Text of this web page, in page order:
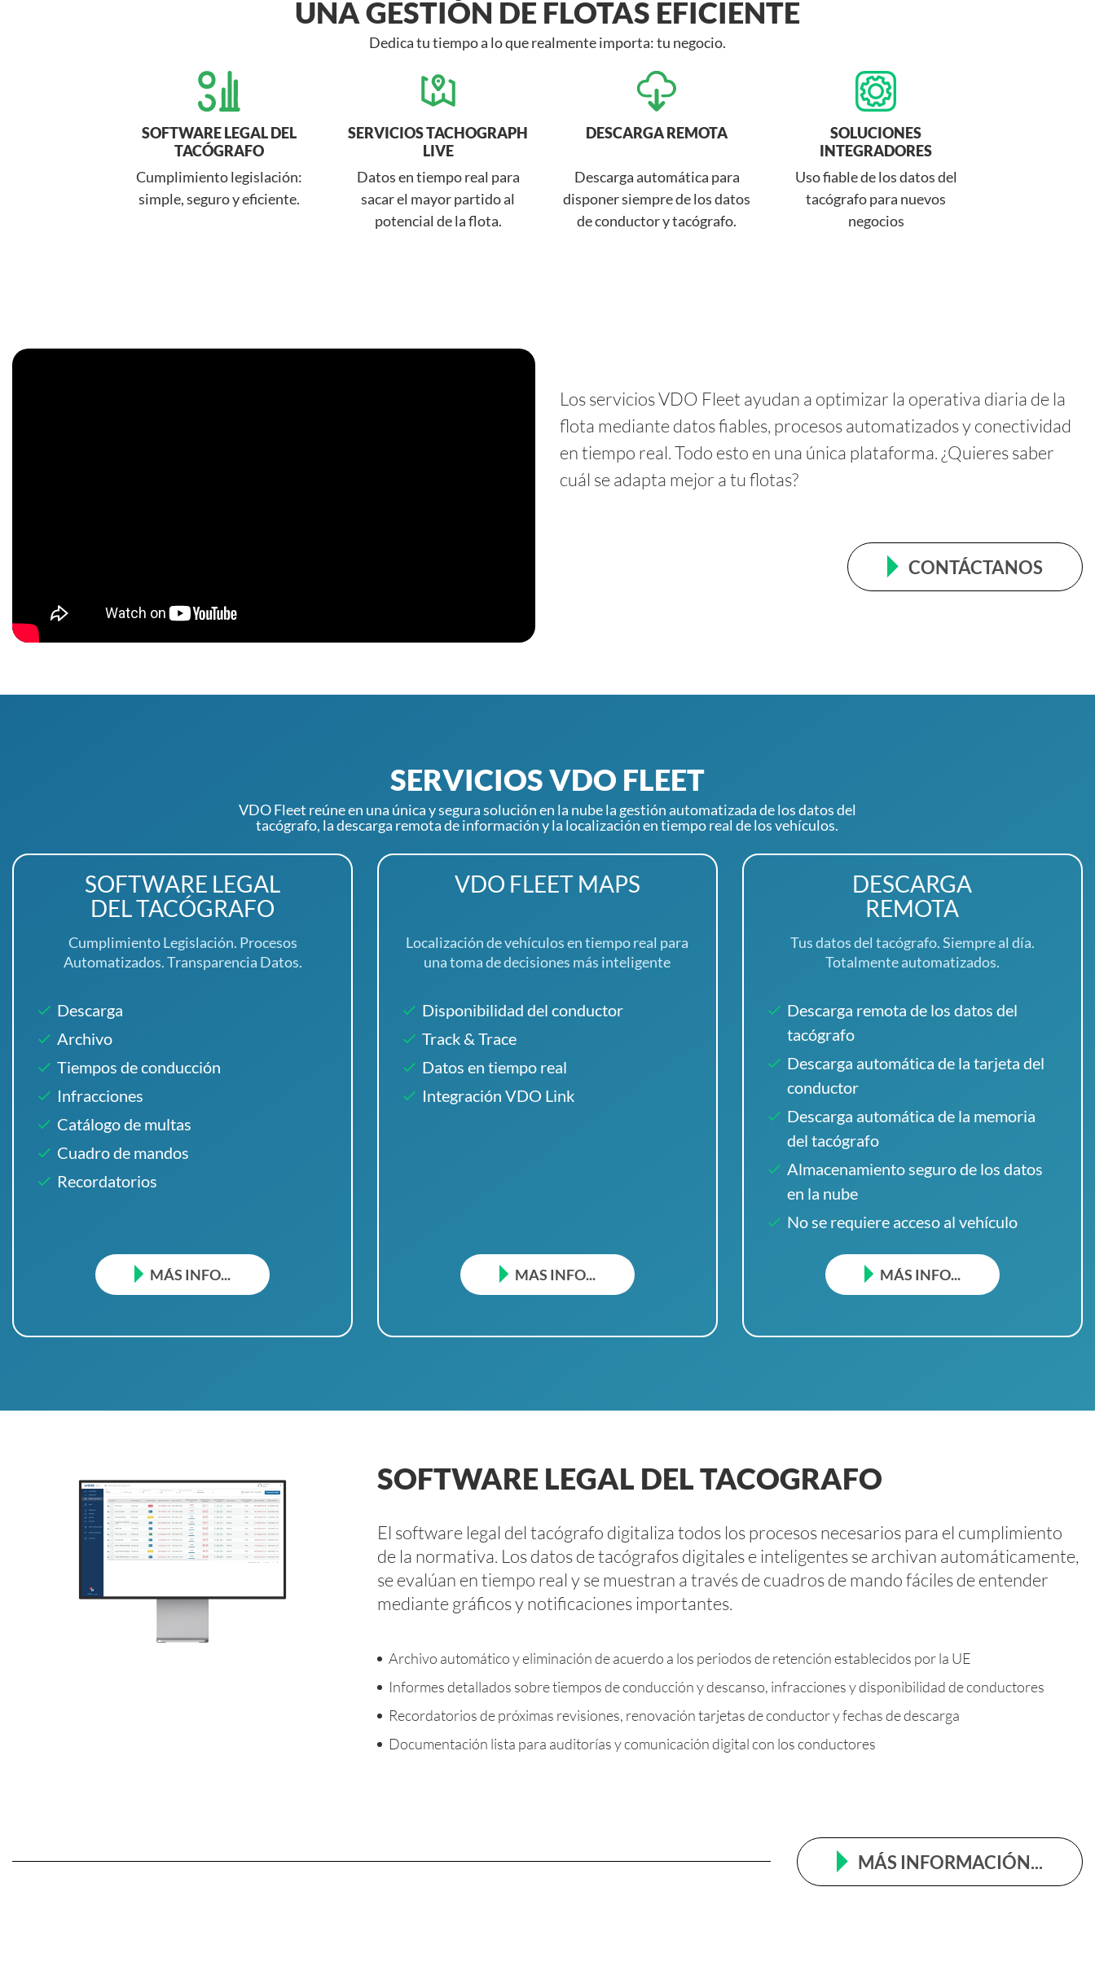
UNA GESTIÓN DE FLOTAS EFICIENTE
Dedica tu tiempo a lo que realmente importa: tu negocio.
SOFTWARE LEGAL DEL
TACÓGRAFO
Cumplimiento legislación:
simple, seguro y eficiente.
SERVICIOS TACHOGRAPH
LIVE
Datos en tiempo real para
sacar el mayor partido al
potencial de la flota.
DESCARGA REMOTA
Descarga automática para
disponer siempre de los datos
de conductor y tacógrafo.
SOLUCIONES
INTEGRADORES
Uso fiable de los datos del
tacógrafo para nuevos
negocios
Los servicios VDO Fleet ayudan a optimizar la operativa diaria de la
flota mediante datos fiables, procesos automatizados y conectividad
en tiempo real. Todo esto en una única plataforma. ¿Quieres saber
cuál se adapta mejor a tu flotas?
CONTÁCTANOS
SERVICIOS VDO FLEET
VDO Fleet reúne en una única y segura solución en la nube la gestión automatizada de los datos del
tacógrafo, la descarga remota de información y la localización en tiempo real de los vehículos.
SOFTWARE LEGAL
DEL TACÓGRAFO
Cumplimiento Legislación. Procesos
Automatizados. Transparencia Datos.
Descarga
Archivo
Tiempos de conducción
Infracciones
Catálogo de multas
Cuadro de mandos
Recordatorios
MÁS INFO...
VDO FLEET MAPS
Localización de vehículos en tiempo real para
una toma de decisiones más inteligente
Disponibilidad del conductor
Track & Trace
Datos en tiempo real
Integración VDO Link
MAS INFO...
DESCARGA
REMOTA
Tus datos del tacógrafo. Siempre al día.
Totalmente automatizados.
Descarga remota de los datos del
tacógrafo
Descarga automática de la tarjeta del
conductor
Descarga automática de la memoria
del tacógrafo
Almacenamiento seguro de los datos
en la nube
No se requiere acceso al vehículo
MÁS INFO...
SOFTWARE LEGAL DEL TACOGRAFO
El software legal del tacógrafo digitaliza todos los procesos necesarios para el cumplimiento
de la normativa. Los datos de tacógrafos digitales e inteligentes se archivan automáticamente,
se evalúan en tiempo real y se muestran a través de cuadros de mando fáciles de entender
mediante gráficos y notificaciones importantes.
Archivo automático y eliminación de acuerdo a los periodos de retención establecidos por la UE
Informes detallados sobre tiempos de conducción y descanso, infracciones y disponibilidad de conductores
Recordatorios de próximas revisiones, renovación tarjetas de conductor y fechas de descarga
Documentación lista para auditorías y comunicación digital con los conductores
MÁS INFORMACIÓN...